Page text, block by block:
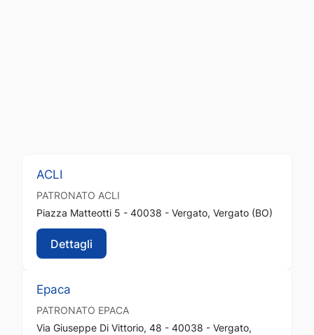
ACLI
PATRONATO ACLI
Piazza Matteotti 5 - 40038 - Vergato, Vergato (BO)
Dettagli
Epaca
PATRONATO EPACA
Via Giuseppe Di Vittorio, 48 - 40038 - Vergato,